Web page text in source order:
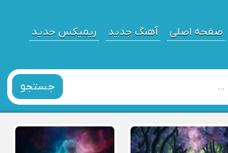
صفحه اصلی آهنگ جدید ریمیکس جدید
جستجو